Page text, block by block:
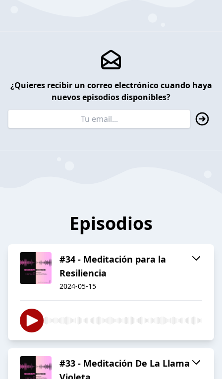
¿Quieres recibir un correo electrónico cuando haya
nuevos episodios disponibles?
Episodios
#34 - Meditación para la
Resiliencia
2024-05-15
#33 - Meditación De La Llama